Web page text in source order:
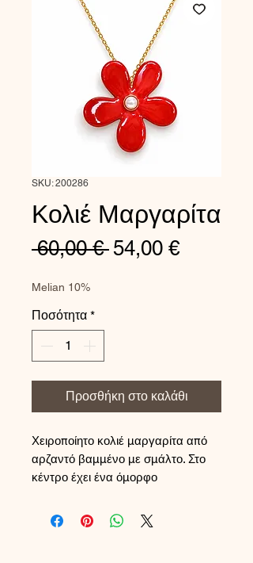
SKU: 200286
Κολιέ Μαργαρίτα
60,00 € Κανονική
54,00 €Τιμή
Melian 10%
Ποσότητα *
Προσθήκη στο καλάθι
Χειροποίητο κολιέ μαργαρίτα από
αρζαντό βαμμένο με σμάλτο. Στο
κέντρο έχει ένα όμορφο
Η αλυσίδα είναι κατασκευασμένη
από επιχρυσωμένο ατσάλι.